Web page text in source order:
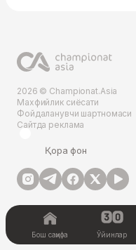
2026 © Championat.Asia
Махфийлик сиёсати
Фойдаланувчи шартномаси
Сайтда реклама
Қора фон
Бош саҳифа Ўйинлар